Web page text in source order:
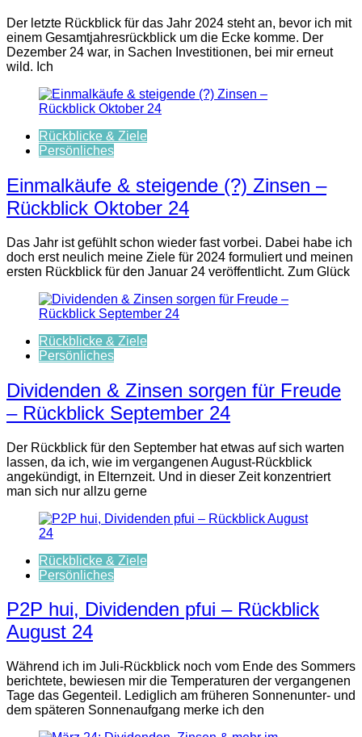
Der letzte Rückblick für das Jahr 2024 steht an, bevor ich mit
einem Gesamtjahresrückblick um die Ecke komme. Der
Dezember 24 war, in Sachen Investitionen, bei mir erneut
wild. Ich
Rückblicke & Ziele
Persönliches
Einmalkäufe & steigende (?) Zinsen –
Rückblick Oktober 24
Das Jahr ist gefühlt schon wieder fast vorbei. Dabei habe ich
doch erst neulich meine Ziele für 2024 formuliert und meinen
ersten Rückblick für den Januar 24 veröffentlicht. Zum Glück
Rückblicke & Ziele
Persönliches
Dividenden & Zinsen sorgen für Freude
– Rückblick September 24
Der Rückblick für den September hat etwas auf sich warten
lassen, da ich, wie im vergangenen August-Rückblick
angekündigt, in Elternzeit. Und in dieser Zeit konzentriert
man sich nur allzu gerne
Rückblicke & Ziele
Persönliches
P2P hui, Dividenden pfui – Rückblick
August 24
Während ich im Juli-Rückblick noch vom Ende des Sommers
berichtete, bewiesen mir die Temperaturen der vergangenen
Tage das Gegenteil. Lediglich am früheren Sonnenunter- und
dem späteren Sonnenaufgang merke ich den